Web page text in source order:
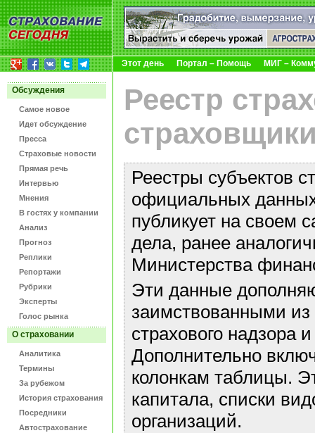
Этот день Портал – Помощь МИГ –
Обсуждения
Самое новое
Идет обсуждение
Пресса
Страховые новости
Прямая речь
Интервью
Мнения
В гостях у компании
Анализ
Прогноз
Реплики
Репортажи
Рубрики
Эксперты
Голос рынка
О страховании
Аналитика
Термины
За рубежом
История страхования
Посредники
Автострахование
Реестр
Реестры субъектов
официальных данных
публикует на своем
дела, ранее
Министерства
Эти данные
заимствованными
страхового надзора
Дополнительно
колонкам таблицы.
капитала, списки
организаций.